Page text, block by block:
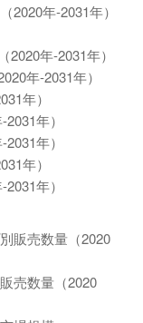
2020年-2031年）
年-2031年）
年-2031年）
年）
年）
年）
年）
年）
販売数量（2020
売数量（2020